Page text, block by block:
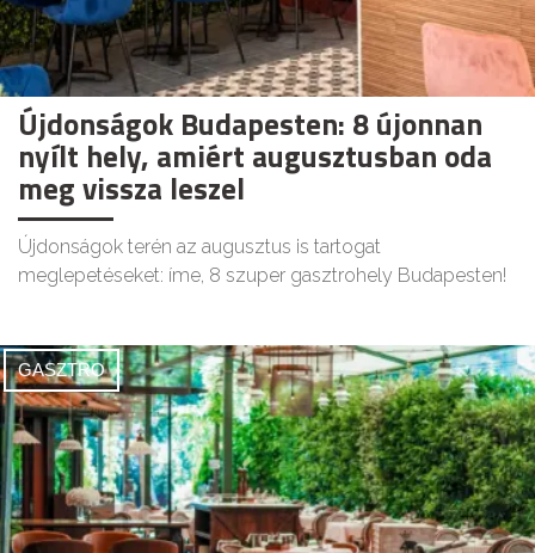
Újdonságok Budapesten: 8 újonnan
nyílt hely, amiért augusztusban oda
meg vissza leszel
Újdonságok terén az augusztus is tartogat
meglepetéseket: íme, 8 szuper gasztrohely Budapesten!
GASZTRO